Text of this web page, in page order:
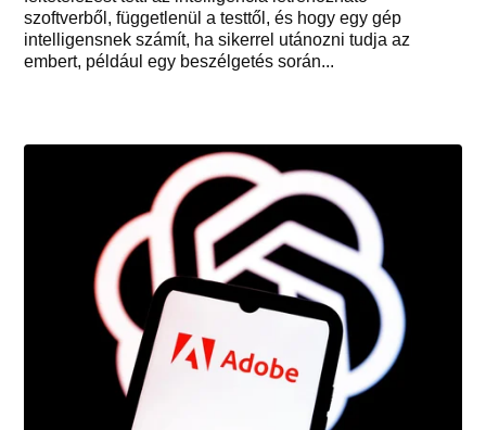
szoftverből, függetlenül a testtől, és hogy egy gép
intelligensnek számít, ha sikerrel utánozni tudja az
embert, például egy beszélgetés során...